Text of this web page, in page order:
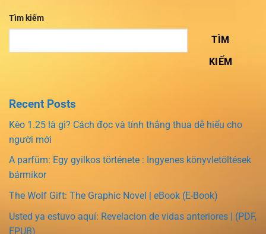
Tìm kiếm
TÌM
KIẾM
Recent Posts
Kèo 1.25 là gì? Cách đọc và tính thắng thua dễ hiểu cho
người mới
A parfüm: Egy gyilkos története : Ingyenes könyvletöltések
bármikor
The Wolf Gift: The Graphic Novel | eBook (E-Book)
Usted ya estuvo aquí: Revelacion de vidas anteriores | (PDF,
EPUB)